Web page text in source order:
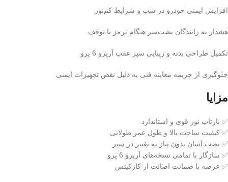
افزایش ایمنی خودرو در شب و شرایط کم‌نور
هشدار به رانندگان پشت‌سر هنگام ترمز یا توقف
تکمیل طراحی بدنه و زیبایی سپر عقب آریزو 6 پرو
جلوگیری از جریمه معاینه فنی به دلیل نقص تجهیزات ایمنی
مزایا
✅ بازتاب نور قوی و استاندارد
✅ کیفیت ساخت بالا و طول عمر طولانی
✅ نصب آسان بدون نیاز به تغییر در سپر
✅ سازگار با تمامی نسخه‌های آریزو 6 پرو
✅ عرضه با ضمانت اصالت از کارکیتس